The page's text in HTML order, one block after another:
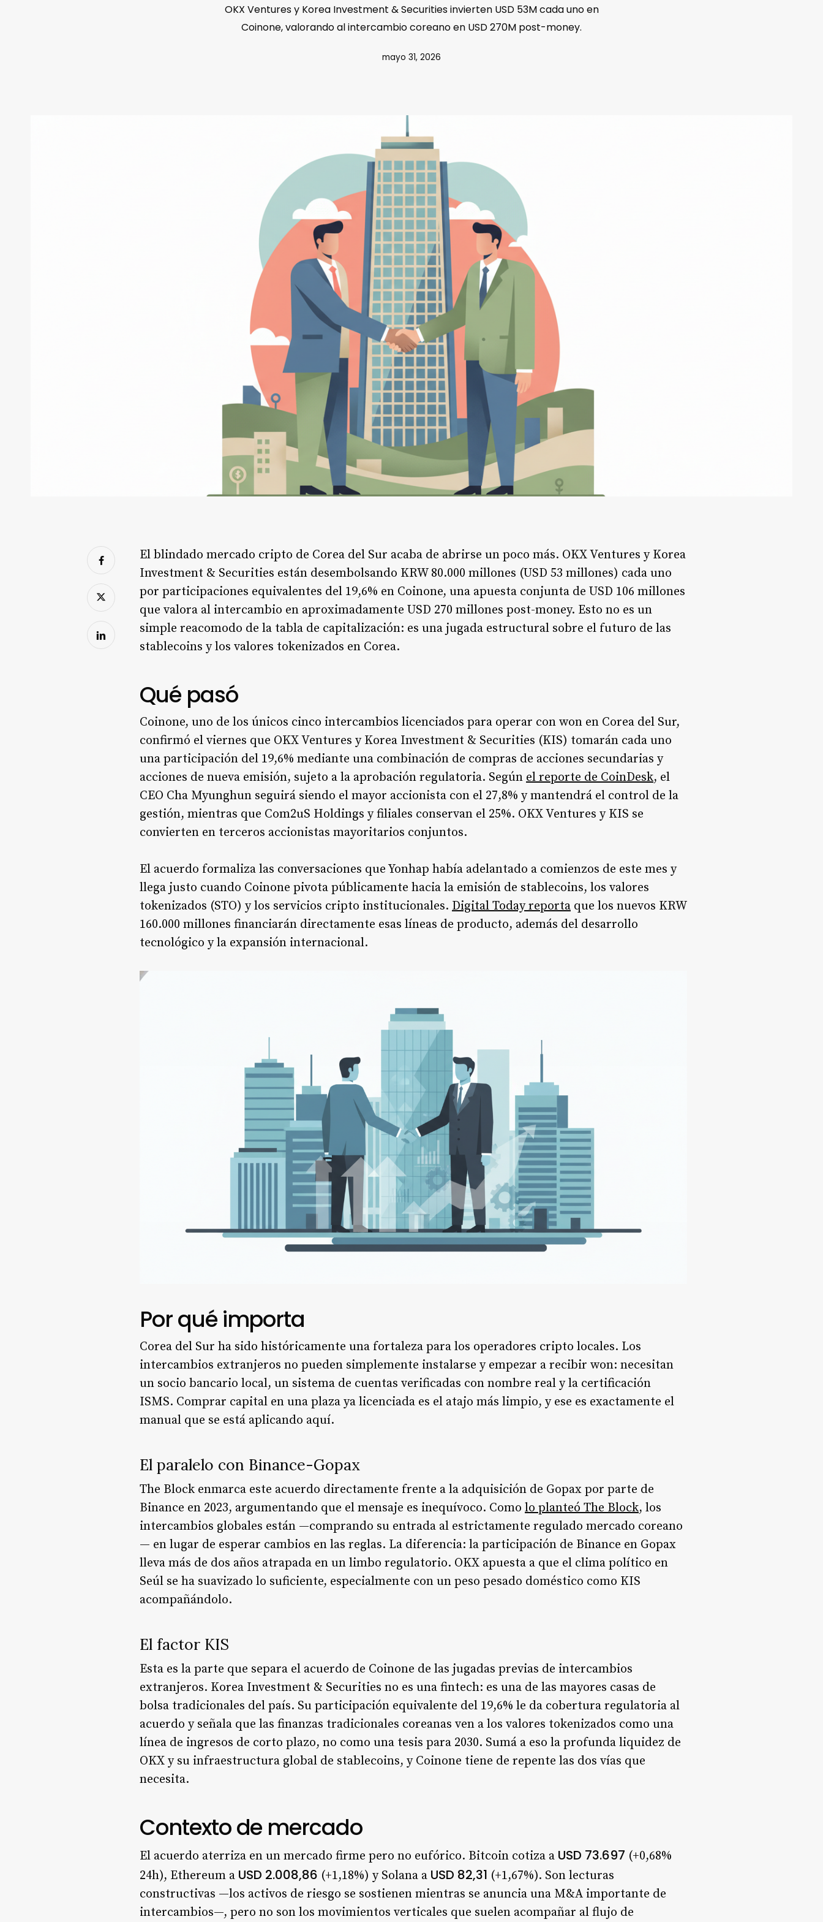
OKX Ventures y Korea Investment & Securities invierten USD 53M cada uno en
Coinone, valorando al intercambio coreano en USD 270M post-money.
mayo 31, 2026
El blindado mercado cripto de Corea del Sur acaba de abrirse un poco más. OKX Ventures y Korea
Investment & Securities están desembolsando KRW 80.000 millones (USD 53 millones) cada uno
por participaciones equivalentes del 19,6% en Coinone, una apuesta conjunta de USD 106 millones
que valora al intercambio en aproximadamente USD 270 millones post-money. Esto no es un
simple reacomodo de la tabla de capitalización: es una jugada estructural sobre el futuro de las
stablecoins y los valores tokenizados en Corea.
Qué pasó
Coinone, uno de los únicos cinco intercambios licenciados para operar con won en Corea del Sur,
confirmó el viernes que OKX Ventures y Korea Investment & Securities (KIS) tomarán cada uno
una participación del 19,6% mediante una combinación de compras de acciones secundarias y
acciones de nueva emisión, sujeto a la aprobación regulatoria. Según el reporte de CoinDesk, el
CEO Cha Myunghun seguirá siendo el mayor accionista con el 27,8% y mantendrá el control de la
gestión, mientras que Com2uS Holdings y filiales conservan el 25%. OKX Ventures y KIS se
convierten en terceros accionistas mayoritarios conjuntos.
El acuerdo formaliza las conversaciones que Yonhap había adelantado a comienzos de este mes y
llega justo cuando Coinone pivota públicamente hacia la emisión de stablecoins, los valores
tokenizados (STO) y los servicios cripto institucionales. Digital Today reporta que los nuevos KRW
160.000 millones financiarán directamente esas líneas de producto, además del desarrollo
tecnológico y la expansión internacional.
Por qué importa
Corea del Sur ha sido históricamente una fortaleza para los operadores cripto locales. Los
intercambios extranjeros no pueden simplemente instalarse y empezar a recibir won: necesitan
un socio bancario local, un sistema de cuentas verificadas con nombre real y la certificación
ISMS. Comprar capital en una plaza ya licenciada es el atajo más limpio, y ese es exactamente el
manual que se está aplicando aquí.
El paralelo con Binance-Gopax
The Block enmarca este acuerdo directamente frente a la adquisición de Gopax por parte de
Binance en 2023, argumentando que el mensaje es inequívoco. Como lo planteó The Block, los
intercambios globales están —comprando su entrada al estrictamente regulado mercado coreano
— en lugar de esperar cambios en las reglas. La diferencia: la participación de Binance en Gopax
lleva más de dos años atrapada en un limbo regulatorio. OKX apuesta a que el clima político en
Seúl se ha suavizado lo suficiente, especialmente con un peso pesado doméstico como KIS
acompañándolo.
El factor KIS
Esta es la parte que separa el acuerdo de Coinone de las jugadas previas de intercambios
extranjeros. Korea Investment & Securities no es una fintech: es una de las mayores casas de
bolsa tradicionales del país. Su participación equivalente del 19,6% le da cobertura regulatoria al
acuerdo y señala que las finanzas tradicionales coreanas ven a los valores tokenizados como una
línea de ingresos de corto plazo, no como una tesis para 2030. Sumá a eso la profunda liquidez de
OKX y su infraestructura global de stablecoins, y Coinone tiene de repente las dos vías que
necesita.
Contexto de mercado
El acuerdo aterriza en un mercado firme pero no eufórico. Bitcoin cotiza a USD 73.697 (+0,68%
24h), Ethereum a USD 2.008,86 (+1,18%) y Solana a USD 82,31 (+1,67%). Son lecturas
constructivas —los activos de riesgo se sostienen mientras se anuncia una M&A importante de
intercambios—, pero no son los movimientos verticales que suelen acompañar al flujo de